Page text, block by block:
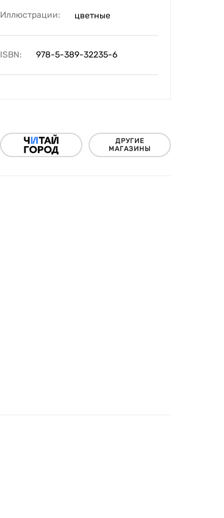
Иллюстрации: цветные
ISBN: 978-5-389-32235-6
ДРУГИЕ
МАГАЗИНЫ